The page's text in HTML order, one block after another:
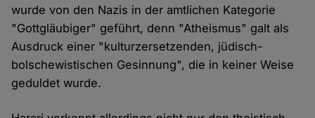
wurde von den Nazis in der amtlichen Kategorie
"Gottgläubiger" geführt, denn "Atheismus" galt als
Ausdruck einer "kulturzersetzenden, jüdisch-
bolschewistischen Gesinnung", die in keiner Weise
geduldet wurde.